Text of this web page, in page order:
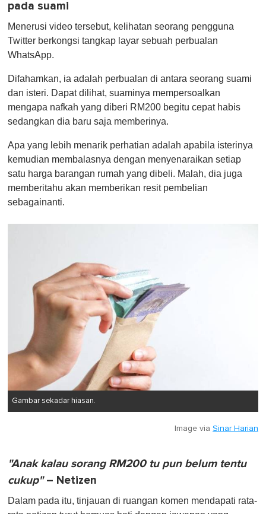
pada suami
Menerusi video tersebut, kelihatan seorang pengguna
Twitter berkongsi tangkap layar sebuah perbualan
WhatsApp.
Difahamkan, ia adalah perbualan di antara seorang suami
dan isteri. Dapat dilihat, suaminya mempersoalkan
mengapa nafkah yang diberi RM200 begitu cepat habis
sedangkan dia baru saja memberinya.
Apa yang lebih menarik perhatian adalah apabila isterinya
kemudian membalasnya dengan menyenaraikan setiap
satu harga barangan rumah yang dibeli. Malah, dia juga
memberitahu akan memberikan resit pembelian
sebagainanti.
Gambar sekadar hiasan.
Image via Sinar Harian
"Anak kalau sorang RM200 tu pun belum tentu
cukup"– Netizen
Dalam pada itu, tinjauan di ruangan komen mendapati rata-